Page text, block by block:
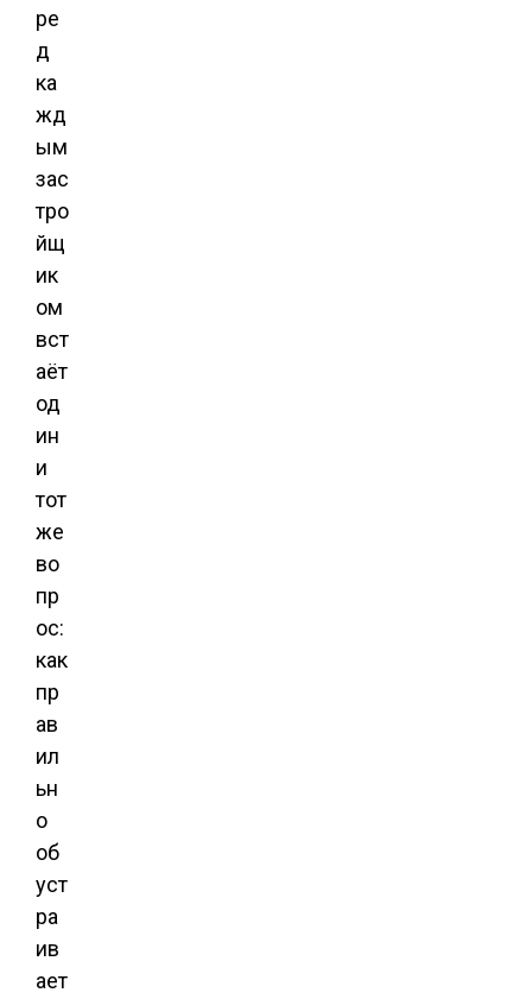
ре
д
ка
жд
ым
зас
тро
йщ
ик
ом
вст
аёт
од
ин
и
тот
же
во
пр
ос:
как
пр
ав
ил
ьн
о
об
уст
ра
ив
ает